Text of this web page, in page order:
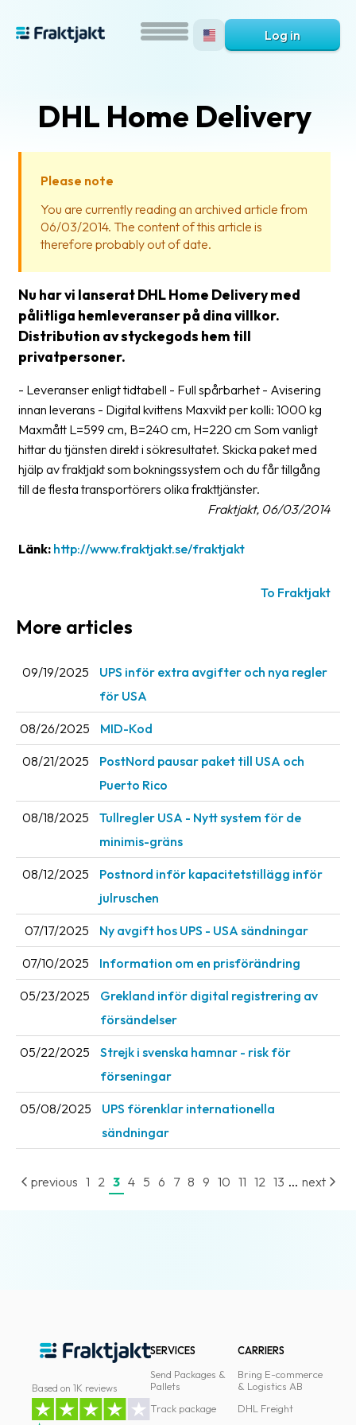
What
Help?
Packing
Shipping
documents
Printer
Customs
Manuals
Downloads
Barcode
scanner
Support
company
Fraktjakt
Media
Coworkers
&
career
News
archive
and
content
Log in
DHL Home Delivery
Please note
You are currently reading an archived article from
06/03/2014. The content of this article is
therefore probably out of date.
Nu har vi lanserat DHL Home Delivery med
pålitliga hemleveranser på dina villkor.
Distribution av styckegods hem till
privatpersoner.
- Leveranser enligt tidtabell - Full spårbarhet - Avisering
innan leverans - Digital kvittens Maxvikt per kolli: 1000 kg
Maxmått L=599 cm, B=240 cm, H=220 cm Som vanligt
hittar du tjänsten direkt i sökresultatet. Skicka paket med
hjälp av fraktjakt som bokningssystem och du får tillgång
till de flesta transportörers olika frakttjänster.
Fraktjakt, 06/03/2014
Länk: http://www.fraktjakt.se/fraktjakt
To Fraktjakt
More articles
09/19/2025
UPS inför extra avgifter och nya regler
för USA
08/26/2025 MID-Kod
08/21/2025
PostNord pausar paket till USA och
Puerto Rico
08/18/2025
Tullregler USA - Nytt system för de
minimis-gräns
08/12/2025
Postnord inför kapacitetstillägg inför
julruschen
07/17/2025 Ny avgift hos UPS - USA sändningar
07/10/2025 Information om en prisförändring
05/23/2025
Grekland inför digital registrering av
försändelser
05/22/2025
Strejk i svenska hamnar - risk för
förseningar
05/08/2025
UPS förenklar internationella
sändningar
previous 1 2 3 4 5 6 7 8 9 10 11 12 13 ... next
Based on 1K reviews
SERVICES
Send Packages &
Pallets
Track package
CARRIERS
Bring E-commerce
& Logistics AB
DHL Freight